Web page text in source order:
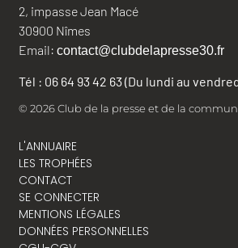
2, impasse Jean Macé
30900 Nîmes
Email: contact@clubdelapresse30.fr
Tél : 06 64 93 42 63 (Du lundi au
© 2026 Club de la presse et de la
L'ANNUAIRE
LES TROPHÉES
CONTACT
SE CONNECTER
MENTIONS LÉGALES
DONNÉES PERSONNELLES